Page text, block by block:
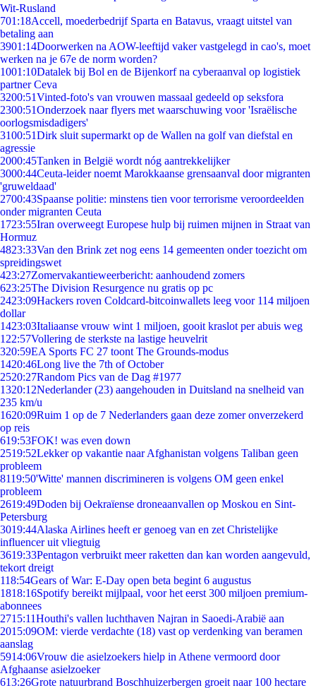
Wit-Rusland
701:18Accell, moederbedrijf Sparta en Batavus, vraagt uitstel van
betaling aan
3901:14Doorwerken na AOW-leeftijd vaker vastgelegd in cao's, moet
werken na je 67e de norm worden?
1001:10Datalek bij Bol en de Bijenkorf na cyberaanval op logistiek
partner Ceva
3200:51Vinted-foto's van vrouwen massaal gedeeld op seksfora
2300:51Onderzoek naar flyers met waarschuwing voor 'Israëlische
oorlogsmisdadigers'
3100:51Dirk sluit supermarkt op de Wallen na golf van diefstal en
agressie
2000:45Tanken in België wordt nóg aantrekkelijker
3000:44Ceuta-leider noemt Marokkaanse grensaanval door migranten
'gruweldaad'
2700:43Spaanse politie: minstens tien voor terrorisme veroordeelden
onder migranten Ceuta
1723:55Iran overweegt Europese hulp bij ruimen mijnen in Straat van
Hormuz
4823:33Van den Brink zet nog eens 14 gemeenten onder toezicht om
spreidingswet
423:27Zomervakantieweerbericht: aanhoudend zomers
623:25The Division Resurgence nu gratis op pc
2423:09Hackers roven Coldcard-bitcoinwallets leeg voor 114 miljoen
dollar
1423:03Italiaanse vrouw wint 1 miljoen, gooit kraslot per abuis weg
1 22:57Vollering de sterkste na lastige heuvelrit
320:59EA Sports FC 27 toont The Grounds-modus
1420:46Long live the 7th of October
2520:27Random Pics van de Dag #1977
1320:12Nederlander (23) aangehouden in Duitsland na snelheid van
235 km/u
1620:09Ruim 1 op de 7 Nederlanders gaan deze zomer onverzekerd
op reis
619:53FOK! was even down
2519:52Lekker op vakantie naar Afghanistan volgens Taliban geen
probleem
8119:50'Witte' mannen discrimineren is volgens OM geen enkel
probleem
2619:49Doden bij Oekraïense droneaanvallen op Moskou en Sint-
Petersburg
3019:44Alaska Airlines heeft er genoeg van en zet Christelijke
influencer uit vliegtuig
3619:33Pentagon verbruikt meer raketten dan kan worden aangevuld,
tekort dreigt
118:54Gears of War: E-Day open beta begint 6 augustus
1818:16Spotify bereikt mijlpaal, voor het eerst 300 miljoen premium-
abonnees
2715:11Houthi's vallen luchthaven Najran in Saoedi-Arabië aan
2015:09OM: vierde verdachte (18) vast op verdenking van beramen
aanslag
5914:06Vrouw die asielzoekers hielp in Athene vermoord door
Afghaanse asielzoeker
613:26Grote natuurbrand Boschhuizerbergen groeit naar 100 hectare